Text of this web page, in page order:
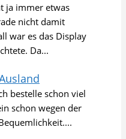
ja immer etwas
nicht damit
war es das Display
Da...
bestelle schon viel
schon wegen der